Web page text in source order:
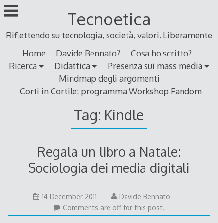
Skip
to
Tecnoetica
Riflettendo su tecnologia, società, valori. Liberamente
Home
Davide Bennato?
Cosa ho scritto?
Ricerca
Didattica
Presenza sui mass media
Mindmap degli argomenti
Corti in Cortile: programma Workshop Fandom
Tag: Kindle
Regala un libro a Natale:
Sociologia dei media digitali
14 December 201114
December
2011
Davide Bennato
Comments are off for this post.